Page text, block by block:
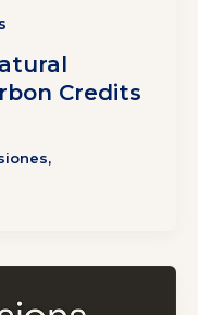
Credits
,